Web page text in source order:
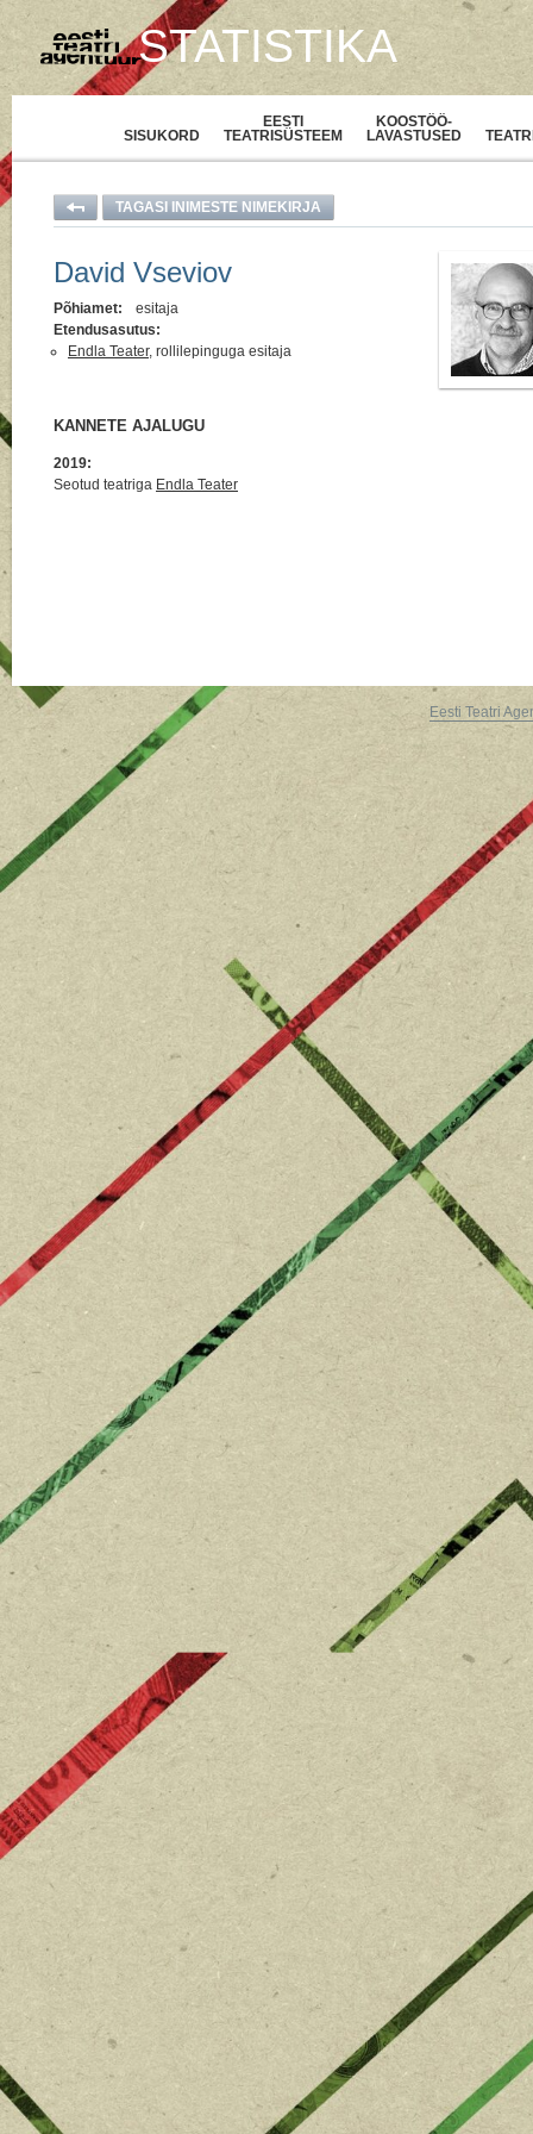
STATISTIKA
SISUKORD
EESTI
TEATRISÜSTEEM
KOOSTÖÖ-
LAVASTUSED
TAGASI INIMESTE NIMEKIRJA
David Vseviov
Põhiamet:
esitaja
Etendusasutus:
Endla Teater, rollilepinguga esitaja
KANNETE AJALUGU
2019:
Seotud teatriga Endla Teater
Eesti Teatri